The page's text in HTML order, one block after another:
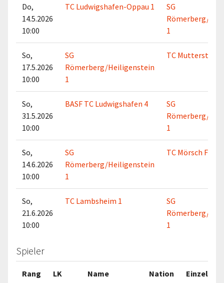
Do,
14.5.2026
10:00
TC Ludwigshafen-Oppau 1
SG
Römerberg/
1
So,
17.5.2026
10:00
SG
Römerberg/Heiligenstein
1
TC Mutterstadt
So,
31.5.2026
10:00
BASF TC Ludwigshafen 4
SG
Römerberg/
1
So,
14.6.2026
10:00
SG
Römerberg/Heiligenstein
1
TC Mörsch
So,
21.6.2026
10:00
TC Lambsheim 1
SG
Römerberg/
1
Spieler
Rang LK Name Nation Einzel